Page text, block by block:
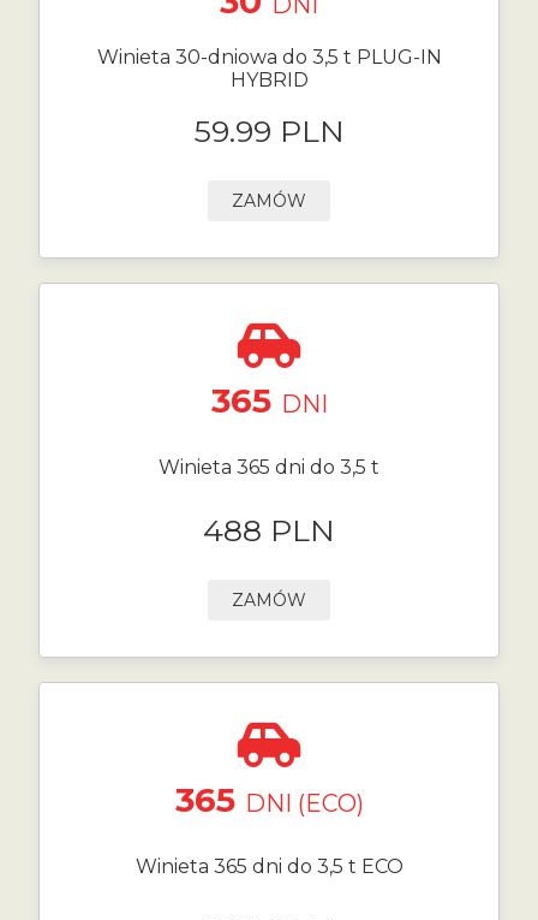
Winieta 30-dniowa do 3,5 t PLUG-IN
HYBRID
59.99 PLN
ZAMÓW
365 DNI
Winieta 365 dni do 3,5 t
488 PLN
ZAMÓW
365 DNI (ECO)
Winieta 365 dni do 3,5 t ECO